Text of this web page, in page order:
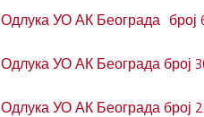
Одлука УО АК Београда број
Одлука УО АК Београда број
Одлука УО АК Београда број